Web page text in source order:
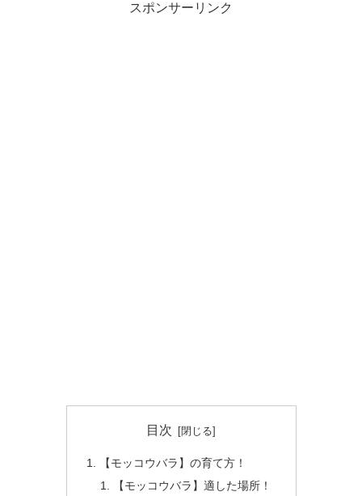
スポンサーリンク
目次
【モッコウバラ】の育て方！
【モッコウバラ】適した場所！